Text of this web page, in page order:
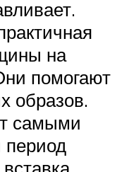
на
помогают
образов.
самыми